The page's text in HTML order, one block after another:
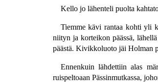
Kello jo lähenteli puolta
Tiemme kävi rantaa kohti yli
niityn ja korteikon päässä,
päästä. Kivikkoluoto jäi Holman
Ennenkuin lähdettiin alas
ruispeltoaan Pässinmutkassa,